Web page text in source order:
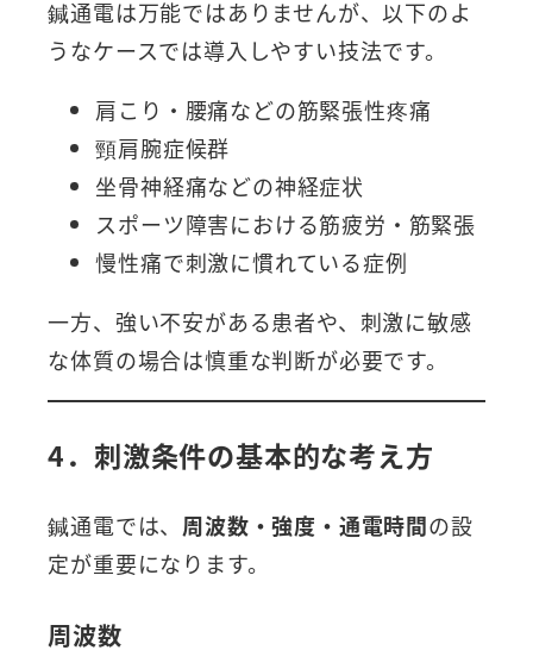
鍼通電は万能ではありませんが、以下のよ
うなケースでは導入しやすい技法です。
肩こり・腰痛などの筋緊張性疼痛
頸肩腕症候群
坐骨神経痛などの神経症状
スポーツ障害における筋疲労・筋緊張
慢性痛で刺激に慣れている症例
一方、強い不安がある患者や、刺激に敏感
な体質の場合は慎重な判断が必要です。
4．刺激条件の基本的な考え方
鍼通電では、 周波数・強度・通電時間の設
定が重要になります。
周波数